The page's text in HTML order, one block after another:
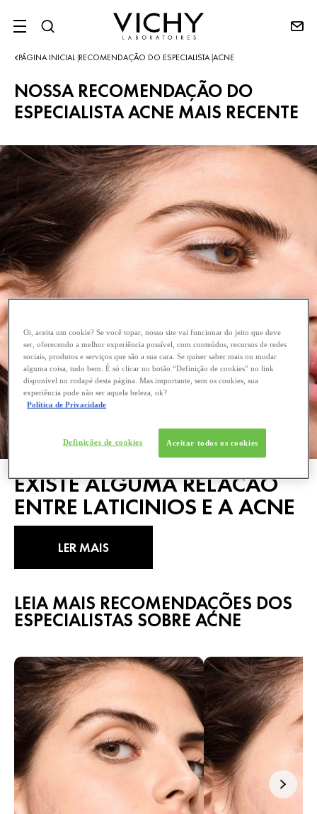
SITE MENU
PÁGINA INICIAL RECOMENDAÇÃO DO ESPECIALISTA ACNE
NOSSA RECOMENDAÇÃO DO
ESPECIALISTA ACNE MAIS RECENTE
EXISTE ALGUMA RELACAO
ENTRE LATICINIOS E A ACNE
LER MAIS
LEIA MAIS RECOMENDAÇÕES DOS
ESPECIALISTAS SOBRE ACNE
Oi, aceita um cookie? Se você topar, nosso site vai funcionar do jeito que deve
ser, oferecendo a melhor experiência possível, com conteúdos, recursos de redes
sociais, produtos e serviços que são a sua cara. Se quiser saber mais ou mudar
alguma coisa, tudo bem. É só clicar no botão “Definição de cookies” no link
disponível no rodapé desta página. Mas importante, sem os cookies, sua
experiência pode não ser aquela beleza, ok?
Política de Privacidade
Definições de cookies Aceitar todos os cookies